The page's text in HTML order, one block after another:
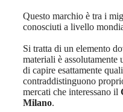
Questo marchio è tra i
conosciuti a livello
Si tratta di un elemento
materiali è assolutamente
di capire esattamente
contraddistinguono
mercati che interessano il
Milano.